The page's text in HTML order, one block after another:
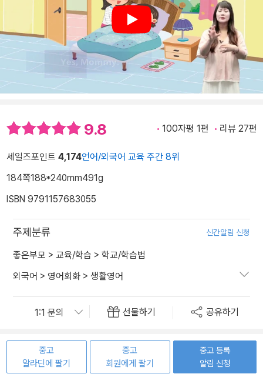
Play
9.8 100자평 1편 리뷰 27편
세일즈포인트 4,174언어/외국어 교육 주간 8위
184쪽188*240mm491g
ISBN 9791157683055
주제분류 신간알림 신청
좋은부모 > 교육/학습 > 학교/학습법
외국어 > 영어회화 > 생활영어
선물하기 공유하기
중고
알라딘에 팔기
중고
회원에게 팔기
중고 등록
알림 신청